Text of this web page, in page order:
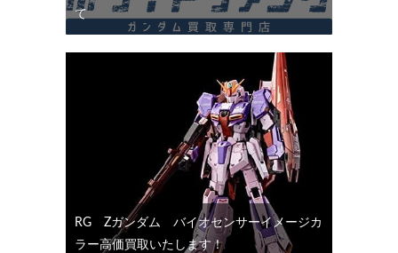
て
RG Ζガンダム バイオセンサーイメージカ
ラー高価買取いたします！